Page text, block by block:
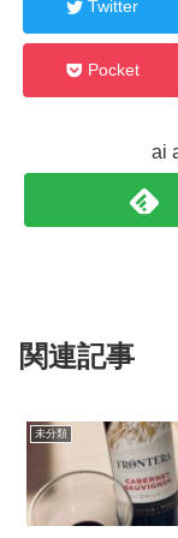
Twitter
Pocket
ai
関連記事
未分類